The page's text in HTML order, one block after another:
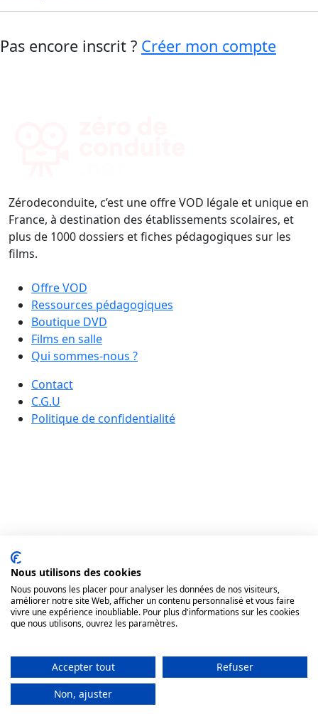
Pas encore inscrit ? Créer mon compte
Zérodeconduite, c’est une offre VOD légale et unique en
France, à destination des établissements scolaires, et
plus de 1000 dossiers et fiches pédagogiques sur les
films.
Offre VOD
Ressources pédagogiques
Boutique DVD
Films en salle
Qui sommes-nous ?
Contact
C.G.U
Politique de confidentialité
Nous utilisons des cookies
Nous pouvons les placer pour analyser les données de nos visiteurs,
améliorer notre site Web, afficher un contenu personnalisé et vous faire
vivre une expérience inoubliable. Pour plus d'informations sur les cookies
que nous utilisons, ouvrez les paramètres.
Accepter tout
Refuser
Non, ajuster